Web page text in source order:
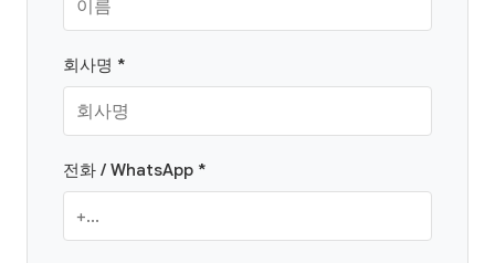
회사명 *
전화 / WhatsApp *